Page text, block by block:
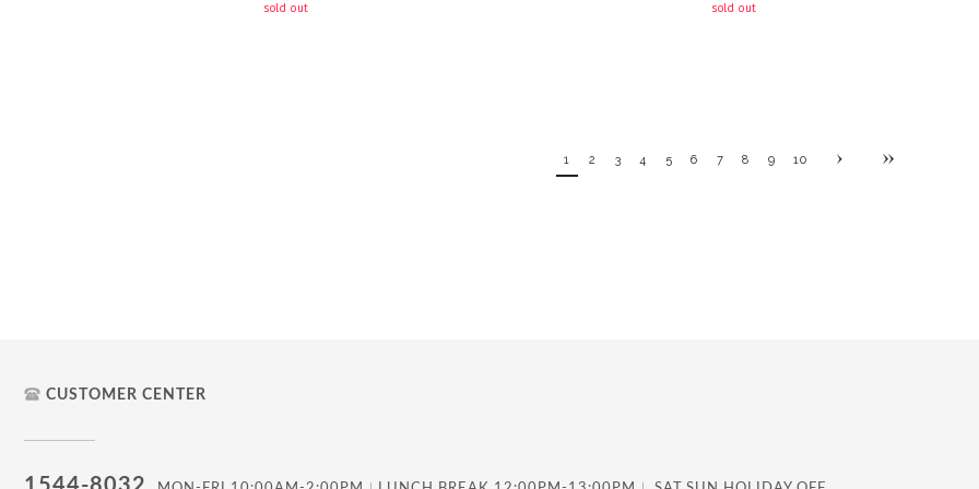
sold out sold out
1 2 3 4 5 6 7 8 9 10
CUSTOMER CENTER